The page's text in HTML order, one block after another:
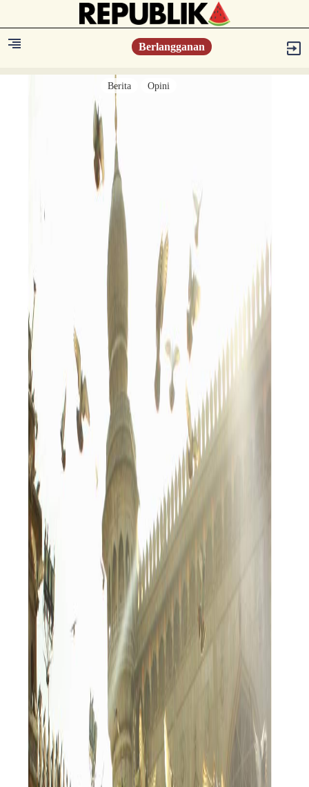
Berlangganan
Berita Opini
Islam Digest
Hikmah
Konsultasi Syariah
Resonansi
Sejarah
Iqtishodia
Sastra
Literasi Umat